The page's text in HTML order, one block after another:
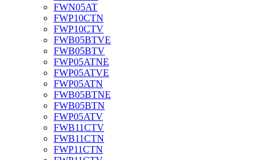
FWN05AT
FWP10CTN
FWP10CTV
FWB05BTVE
FWB05BTV
FWP05ATNE
FWP05ATVE
FWP05ATN
FWB05BTNE
FWB05BTN
FWP05ATV
FWB11CTV
FWB11CTN
FWP11CTN